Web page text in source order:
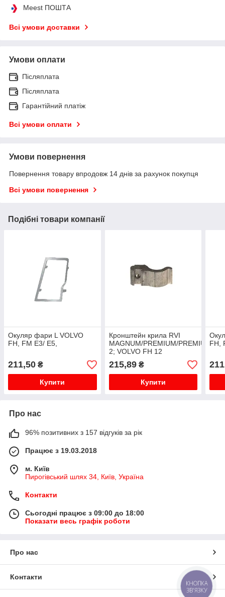
Meest ПОШТА
Всі умови доставки
Умови оплати
Післяплата
Післяплата
Гарантійний платіж
Всі умови оплати
Умови повернення
Повернення товару впродовж 14 днів за рахунок покупця
Всі умови повернення
Подібні товари компанії
Окуляр фари L VOLVO
FH, FM E3/ E5,
211,50 ₴
Купити
Кронштейн крила RVI
MAGNUM/PREMIUM/PREMIUM
2; VOLVO FH 12
215,89₴
Купити
FH,
Про нас
96% позитивних з 157 відгуків за рік
Працює з 19.03.2018
м. Київ
Пирогівський шлях 34, Київ, Україна
Контакти
Сьогодні працює з 09:00 до 18:00
Показати весь графік роботи
Про нас
Контакти
КНОПКА
ЗВ'ЯЗКУ